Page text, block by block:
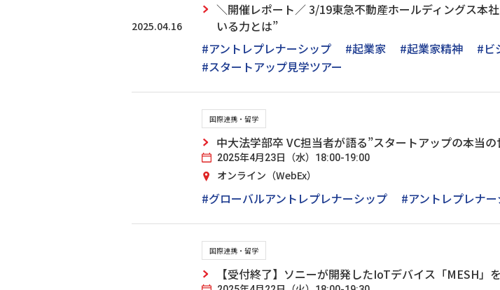
2025.04.16
＼開催レポート／ 3/19東急不動産ホールディングス本
いる力とは”
#アントレプレナーシップ
#起業家 #起業家精神 #ビ
#スタートアップ見学ツアー
国際連携・留学
中大法学部卒 VC担当者が語る”スタートアップの本当の
2025年4月23日（水）18:00-19:00
オンライン（WebEx）
#グローバルアントレプレナーシップ #アントレプレナ
国際連携・留学
【受付終了】ソニーが開発したIoTデバイス「MESH」